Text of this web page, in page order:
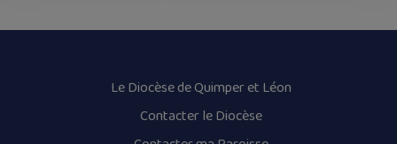
Le Diocèse de Quimper et Léon
Contacter le Diocèse